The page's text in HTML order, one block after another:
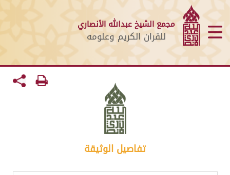
مجمع الشيخ عبدالله الأنصاري
للقران الكريم وعلومه
تفاصيل الوثيقة